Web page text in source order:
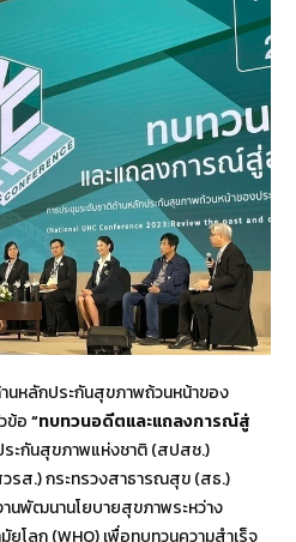
หลักประกันสุขภาพถ้วนหน้าของ
ข้อ“ทบทวนอดีตและแถลงการณ์สู่
ะกันสุขภาพแห่งชาติ (สปสช.)
ส.) กระทรวงสาธารณสุข (สธ.)
านพัฒนานโยบายสุขภาพระหว่าง
ยโลก (WHO) เพื่อทบทวนความสำเร็จ